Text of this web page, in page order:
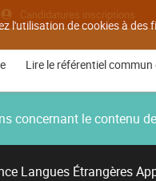
l'utilisation de cookies à
Candidatures inscriptions
Lire le référentiel
concernant le contenu
Langues Étrangères